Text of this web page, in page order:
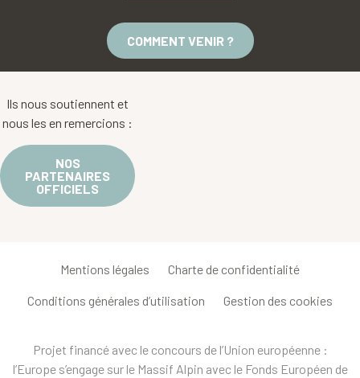
COMMENT VENIR ?
Ils nous soutiennent et
nous les en remercions :
NOS
PARTENAIRES
OFFICIELS
Mentions légales Charte de confidentialité
Conditions générales d’utilisation Gestion des cookies
Projet financé avec le concours de l’Union européenne :
l’Europe s’engage sur le Massif Alpin avec le Fonds Européen de